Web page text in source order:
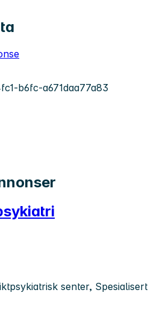
b6fc-a671daa77a83
senter,